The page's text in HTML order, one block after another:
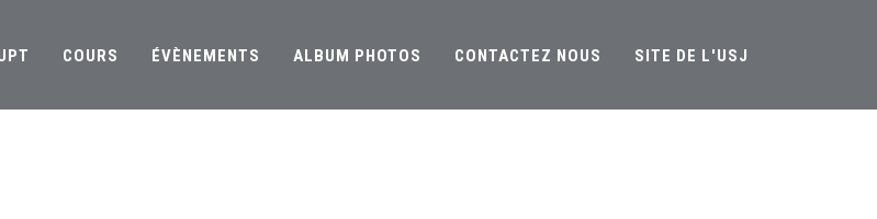
COURS ÉVÈNEMENTS ALBUM PHOTOS CONTACTEZ NOUS SITE DE L'USJ